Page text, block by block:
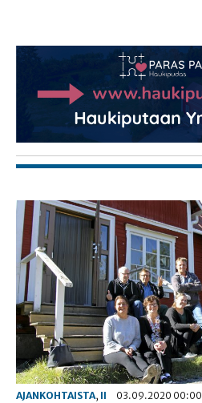
AJANKOHTAISTA, II 03.09.2020 00:00